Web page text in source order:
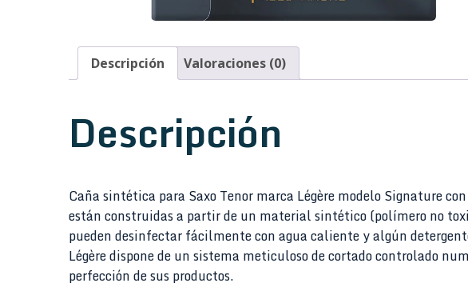
Descripción Valoraciones (0)
Descripción
Caña sintética para Saxo Tenor marca Légère modelo Signature
están construidas a partir de un material sintético (polímero no
pueden desinfectar fácilmente con agua caliente y algún
Légère dispone de un sistema meticuloso de cortado controlado
perfección de sus productos.